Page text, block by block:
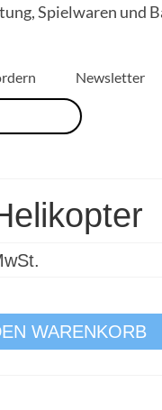
Spielwaren und
Newsletter
WARENKORB